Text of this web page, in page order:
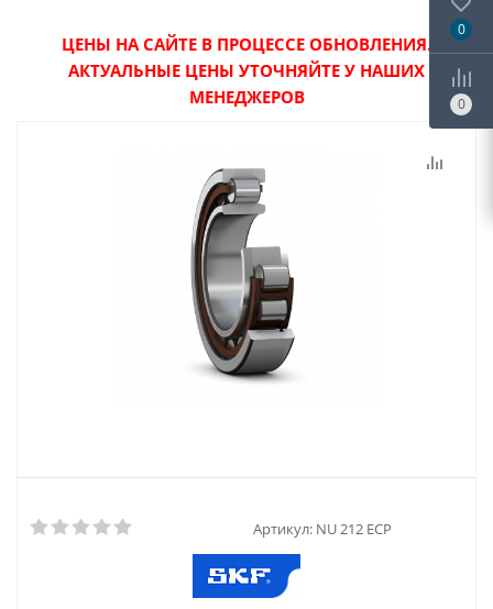
ЦЕНЫ НА САЙТЕ В ПРОЦЕССЕ ОБНОВЛЕНИЯ.
АКТУАЛЬНЫЕ ЦЕНЫ УТОЧНЯЙТЕ У НАШИХ
МЕНЕДЖЕРОВ
Артикул: NU 212 ECP
0
0